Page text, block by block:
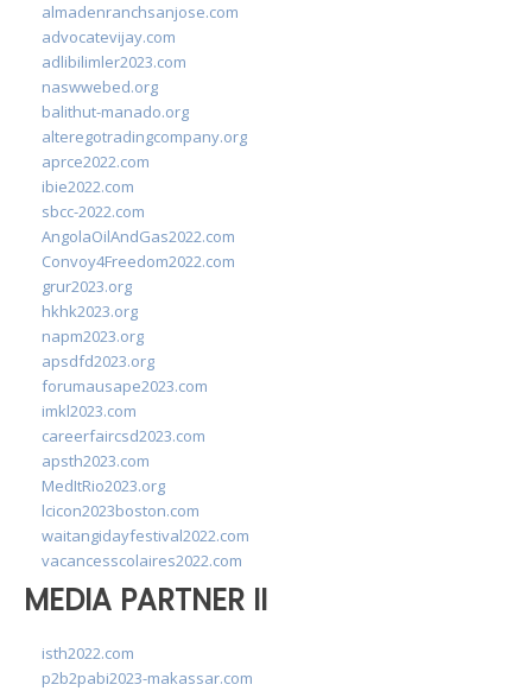
almadenranchsanjose.com
advocatevijay.com
adlibilimler2023.com
naswwebed.org
balithut-manado.org
alteregotradingcompany.org
aprce2022.com
ibie2022.com
sbcc-2022.com
AngolaOilAndGas2022.com
Convoy4Freedom2022.com
grur2023.org
hkhk2023.org
napm2023.org
apsdfd2023.org
forumausape2023.com
imkl2023.com
careerfaircsd2023.com
apsth2023.com
MedItRio2023.org
lcicon2023boston.com
waitangidayfestival2022.com
vacancesscolaires2022.com
MEDIA PARTNER II
isth2022.com
p2b2pabi2023-makassar.com